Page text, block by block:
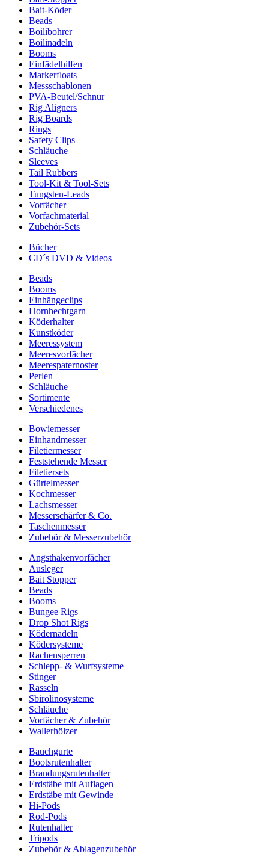
Bait-Köder
Beads
Boilibohrer
Boilinadeln
Booms
Einfädelhilfen
Markerfloats
Messschablonen
PVA-Beutel/Schnur
Rig Aligners
Rig Boards
Rings
Safety Clips
Schläuche
Sleeves
Tail Rubbers
Tool-Kit & Tool-Sets
Tungsten-Leads
Vorfächer
Vorfachmaterial
Zubehör-Sets
Bücher
CD´s DVD & Videos
Beads
Booms
Einhängeclips
Hornhechtgarn
Köderhalter
Kunstköder
Meeressystem
Meeresvorfächer
Meerespaternoster
Perlen
Schläuche
Sortimente
Verschiedenes
Bowiemesser
Einhandmesser
Filetiermesser
Feststehende Messer
Filetiersets
Gürtelmesser
Kochmesser
Lachsmesser
Messerschärfer & Co.
Taschenmesser
Zubehör & Messerzubehör
Angsthakenvorfächer
Ausleger
Bait Stopper
Beads
Booms
Bungee Rigs
Drop Shot Rigs
Ködernadeln
Ködersysteme
Rachensperren
Schlepp- & Wurfsysteme
Stinger
Rasseln
Sbirolinosysteme
Schläuche
Vorfächer & Zubehör
Wallerhölzer
Bauchgurte
Bootsrutenhalter
Brandungsrutenhalter
Erdstäbe mit Auflagen
Erdstäbe mit Gewinde
Hi-Pods
Rod-Pods
Rutenhalter
Tripods
Zubehör & Ablagenzubehör